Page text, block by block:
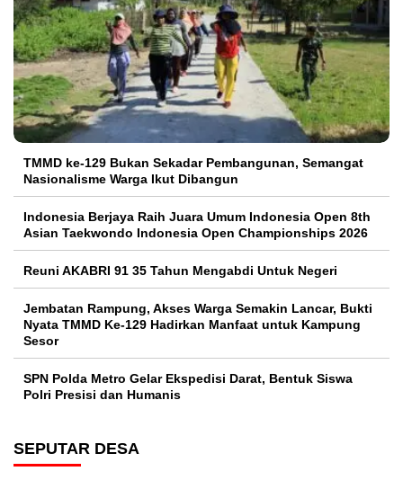
TMMD ke-129 Bukan Sekadar Pembangunan, Semangat
Nasionalisme Warga Ikut Dibangun
Indonesia Berjaya Raih Juara Umum Indonesia Open 8th
Asian Taekwondo Indonesia Open Championships 2026
Reuni AKABRI 91 35 Tahun Mengabdi Untuk Negeri
Jembatan Rampung, Akses Warga Semakin Lancar, Bukti
Nyata TMMD Ke-129 Hadirkan Manfaat untuk Kampung
Sesor
SPN Polda Metro Gelar Ekspedisi Darat, Bentuk Siswa
Polri Presisi dan Humanis
SEPUTAR DESA